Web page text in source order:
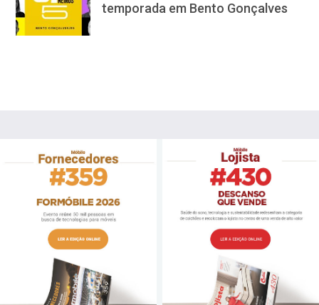
temporada em Bento Gonçalves